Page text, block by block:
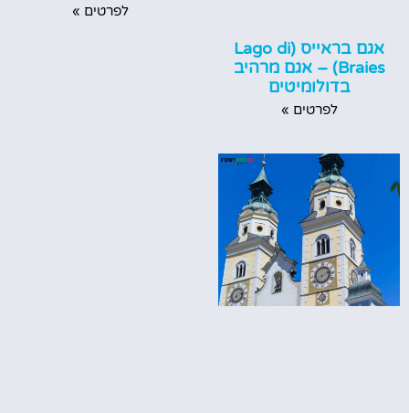
אגם בראייס (Lago di
Braies) – אגם מרהיב
בדולומיטים
לפרטים »
לפרטים »